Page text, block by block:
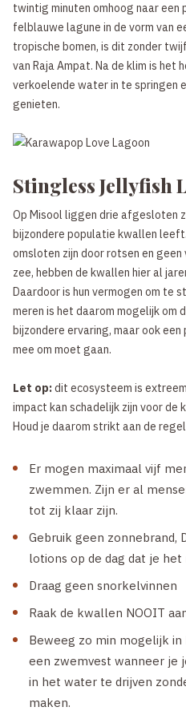
twintig minuten omhoog naar
felblauwe lagune in de vorm van
tropische bomen, is dit zonder
van Raja Ampat. Na de klim is het
verkoelende water in te springen
genieten.
Stingless Jellyfish
Op Misool liggen drie afgesloten
bijzondere populatie kwallen
omsloten zijn door rotsen en
zee, hebben de kwallen hier al
Daardoor is hun vermogen om te
meren is het daarom mogelijk om
bijzondere ervaring, maar ook
mee om moet gaan.
Let op:dit ecosysteem is
impact kan schadelijk zijn voor de
Houd je daarom strikt aan de
Er mogen maximaal vijf
zwemmen. Zijn er al
tot zij klaar zijn.
Gebruik geen zonnebrand,
lotions op de dag dat je
Draag geen snorkelvinnen
Raak de kwallen NOOIT
Beweeg zo min mogelijk
een zwemvest wanneer
in het water te drijven
maken.